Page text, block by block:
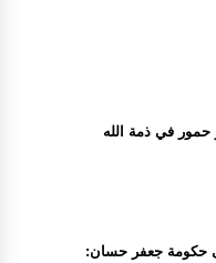
حمور في ذمة الله
حكومة جعفر حسان: